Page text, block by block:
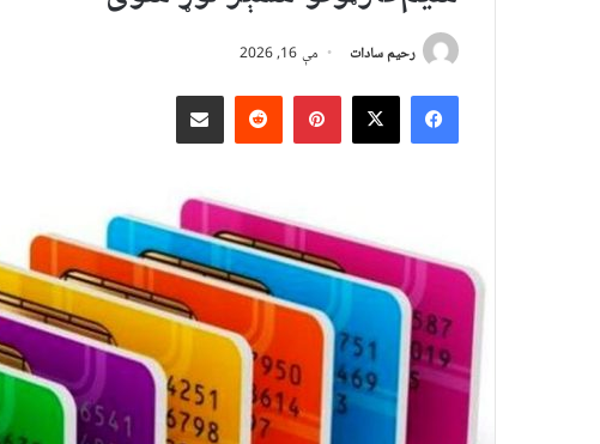
رحیم سادات مې 16, 2026
Facebook
X
Pinterest
Redditد بریښنالیک له لارې شریک کړئ